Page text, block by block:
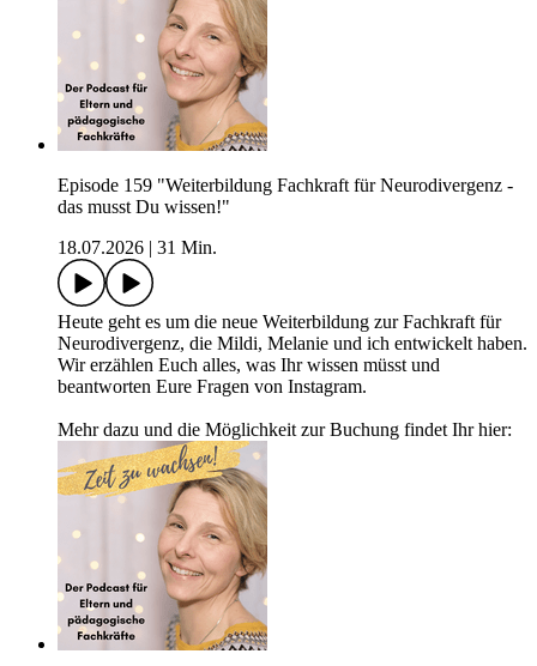
Episode 159 "Weiterbildung Fachkraft für Neurodivergenz -
das musst Du wissen!"
18.07.2026
31 Min.
Heute geht es um die neue Weiterbildung zur Fachkraft für
Neurodivergenz, die Mildi, Melanie und ich entwickelt haben.
Wir erzählen Euch alles, was Ihr wissen müsst und
beantworten Eure Fragen von Instagram.
Mehr dazu und die Möglichkeit zur Buchung findet Ihr hier: